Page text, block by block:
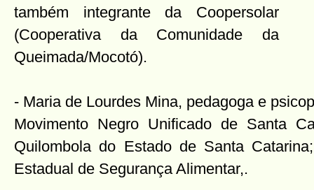
também integrante da Coopersolar
(Cooperativa da Comunidade da
Queimada/Mocotó).
- Maria de Lourdes Mina, pedagoga e
Movimento Negro Unificado de Santa
Quilombola do Estado de Santa
Estadual de Segurança Alimentar,.